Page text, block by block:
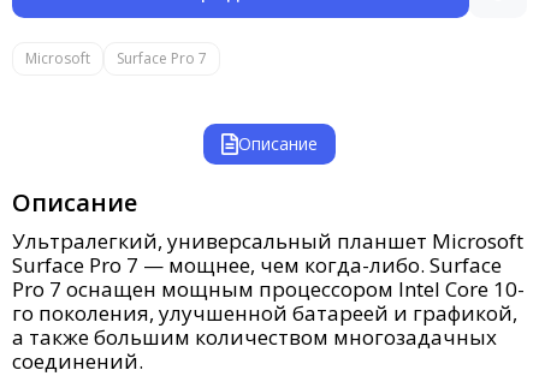
Microsoft Surface Pro 7
Описание
Описание
Ультралегкий, универсальный планшет Microsoft
Surface Pro 7 — мощнее, чем когда-либо. Surface
Pro 7 оснащен мощным процессором Intel Core 10-
го поколения, улучшенной батареей и графикой,
а также большим количеством многозадачных
соединений.